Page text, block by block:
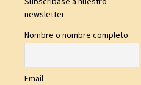
newsletter
Nombre o nombre completo
Email